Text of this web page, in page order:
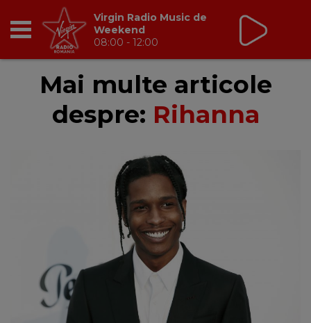
RADIO
BREAKFAST
DANCEFLOOR CHART
RADIO ACADEMY
Virgin Radio Music de
Weekend
08:00 - 12:00
Mai multe articole
despre: Rihanna